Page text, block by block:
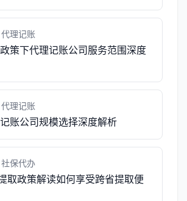
理记账
策下代理记账公司服务范围深度
理记账
账公司规模选择深度解析
保代办
取政策解读如何享受跨省提取便